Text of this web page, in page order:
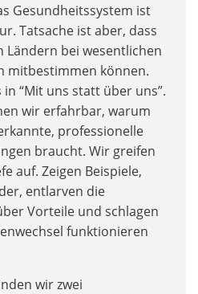
Gesundheitssystem ist
Tatsache ist aber, dass
Ländern bei wesentlichen
mitbestimmen können.
“Mit uns statt über uns”.
wir erfahrbar, warum
professionelle
braucht. Wir greifen
auf. Zeigen Beispiele,
entlarven die
Vorteile und schlagen
funktionieren
wir zwei